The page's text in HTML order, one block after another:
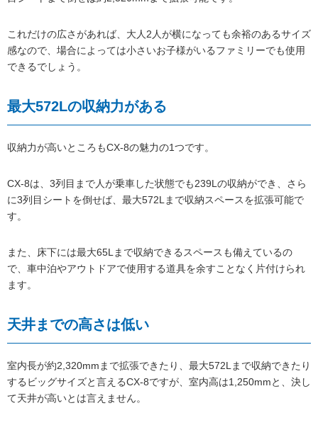
これだけの広さがあれば、大人2人が横になっても余裕のあるサイズ
感なので、場合によっては小さいお子様がいるファミリーでも使用
できるでしょう。
最大572Lの収納力がある
収納力が高いところもCX-8の魅力の1つです。
CX-8は、3列目まで人が乗車した状態でも239Lの収納ができ、さら
に3列目シートを倒せば、最大572Lまで収納スペースを拡張可能で
す。
また、床下には最大65Lまで収納できるスペースも備えているの
で、車中泊やアウトドアで使用する道具を余すことなく片付けられ
ます。
天井までの高さは低い
室内長が約2,320mmまで拡張できたり、最大572Lまで収納できたり
するビッグサイズと言えるCX-8ですが、室内高は1,250mmと、決し
て天井が高いとは言えません。